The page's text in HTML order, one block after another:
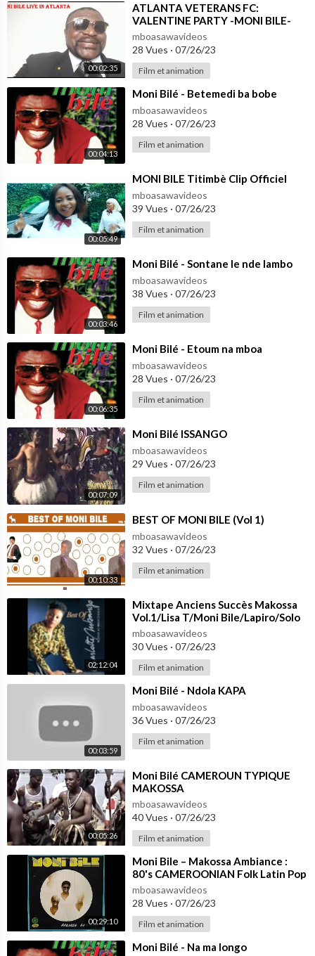
00:02:35
⁣ATLANTA VETERANS FC:
VALENTINE PARTY -MONI BILE-
CONFIRMATION
mboasawavideos
28 Vues · 07/26/23
Film et animation
00:04:13
⁣Moni Bilé - Betemedi ba bobe
mboasawavideos
28 Vues · 07/26/23
Film et animation
00:05:49
⁣MONI BILE Titimbè Clip Officiel
mboasawavideos
39 Vues · 07/26/23
Film et animation
00:03:46
⁣Moni Bilé - Sontane le nde lambo
mboasawavideos
38 Vues · 07/26/23
Film et animation
00:06:35
⁣Moni Bilé - Etoum na mboa
mboasawavideos
28 Vues · 07/26/23
Film et animation
00:07:09
⁣Moni Bilé ISSANGO
mboasawavideos
29 Vues · 07/26/23
Film et animation
00:10:33
⁣BEST OF MONI BILE (Vol 1)
mboasawavideos
32 Vues · 07/26/23
Film et animation
02:12:04
⁣Mixtape Anciens Succès Makossa
Vol.1/Lisa T/Moni Bile/Lapiro/Solo
Muna/Papillon/Petit Pays/Tom
Yoms
mboasawavideos
30 Vues · 07/26/23
Film et animation
00:03:59
⁣Moni Bilé - Ndola KAPA
mboasawavideos
36 Vues · 07/26/23
Film et animation
00:05:26
⁣Moni Bilé CAMEROUN TYPIQUE
MAKOSSA
mboasawavideos
40 Vues · 07/26/23
Film et animation
00:29:10
⁣Moni Bile – Makossa Ambiance :
80's CAMEROONIAN Folk Latin Pop
African Music ALBUM LP Songs
🇨🇲
mboasawavideos
28 Vues · 07/26/23
Film et animation
⁣Moni Bilé - Na ma longo